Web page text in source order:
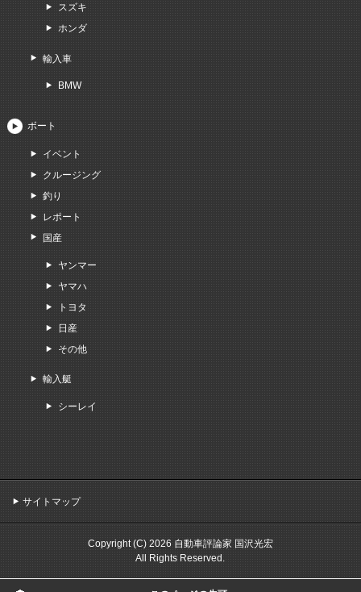
スズキ
ホンダ
輸入車
BMW
ボート
イベント
クルージング
釣り
レポート
国産
ヤンマー
ヤマハ
トヨタ
日産
その他
輸入艇
シーレイ
サイトマップ
Copyright (C) 2026 自動車評論家 国沢光宏
All Rights Reserved.